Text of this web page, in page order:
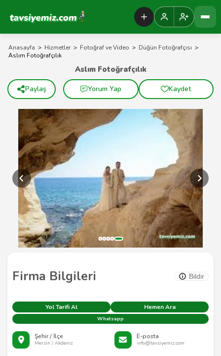
Tavsiyemiz Anasayfa
Anasayfa > Hizmetler > Fotoğraf ve Video > Düğün Fotoğrafçısı >
Aslım Fotoğrafçılık
Firma Bilgileri Bildir
Yol Tarifi Al Hemen Ara
Whatsapp
Şehir / İlçe
Mersin / Akdeniz
E-posta
info@tavsiyemiz.com
Aslım Fotoğrafçılık
Paylaş Yorum Yap Kaydet